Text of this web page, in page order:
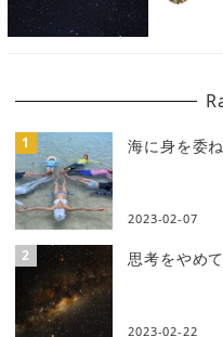
海に身を委
2023-02-07
思考をやめ
2023-02-22